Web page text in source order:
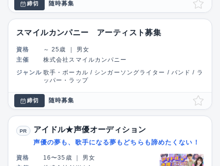
締切 随時募集
スマイルカンパニー アーティスト募集
資格 ～ 25歳
男女
主催
株式会社スマイルカンパニー
ジャンル 歌手・ボーカル / シンガーソングライター / バンド / ラ
ッパー・ラップ
締切 随時募集
PR アイドル★声優オーディション
声優の夢も、歌手になる夢もどちらも諦めたくない！
資格 16〜35歳
男女